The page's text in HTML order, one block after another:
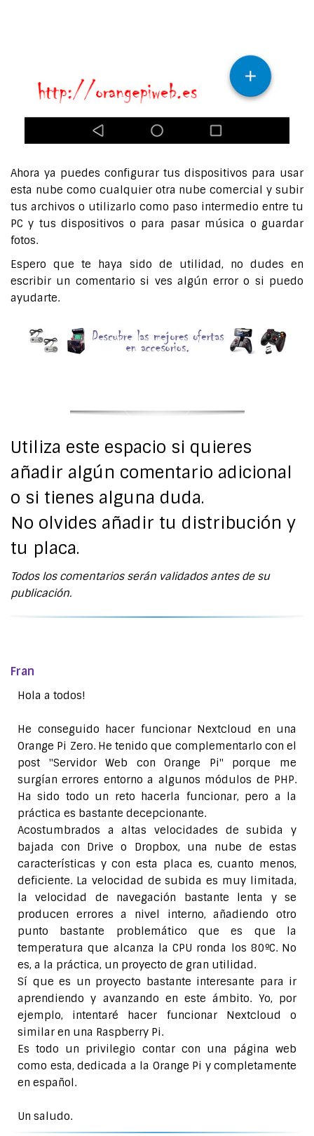
Ahora ya puedes configurar tus dispositivos para usar
esta nube como cualquier otra nube comercial y subir
tus archivos o utilizarlo como paso intermedio entre tu
PC y tus dispositivos o para pasar música o guardar
fotos.
Espero que te haya sido de utilidad, no dudes en
escribir un comentario si ves algún error o si puedo
ayudarte.
Utiliza este espacio si quieres
añadir algún comentario adicional
o si tienes alguna duda.
No olvides añadir tu distribución y
tu placa.
Todos los comentarios serán validados antes de su
publicación.
Fran
Hola a todos!
He conseguido hacer funcionar Nextcloud en una
Orange Pi Zero. He tenido que complementarlo con el
post "Servidor Web con Orange Pi" porque me
surgían errores entorno a algunos módulos de PHP.
Ha sido todo un reto hacerla funcionar, pero a la
práctica es bastante decepcionante.
Acostumbrados a altas velocidades de subida y
bajada con Drive o Dropbox, una nube de estas
características y con esta placa es, cuanto menos,
deficiente. La velocidad de subida es muy limitada,
la velocidad de navegación bastante lenta y se
producen errores a nivel interno, añadiendo otro
punto bastante problemático que es que la
temperatura que alcanza la CPU ronda los 80ºC. No
es, a la práctica, un proyecto de gran utilidad.
Sí que es un proyecto bastante interesante para ir
aprendiendo y avanzando en este ámbito. Yo, por
ejemplo, intentaré hacer funcionar Nextcloud o
similar en una Raspberry Pi.
Es todo un privilegio contar con una página web
como esta, dedicada a la Orange Pi y completamente
en español.
Un saludo.